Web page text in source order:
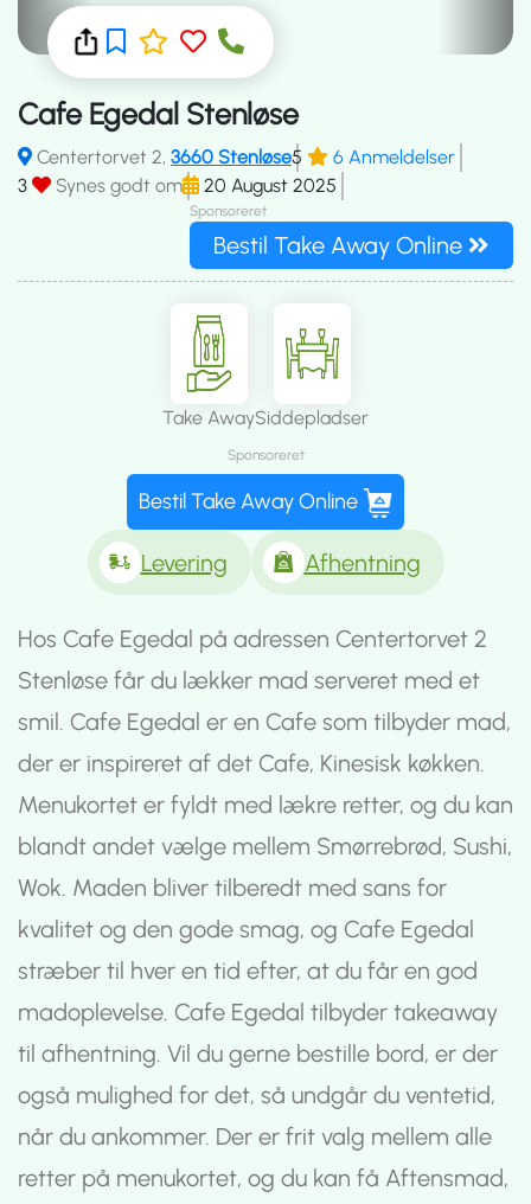
Cafe Egedal Stenløse
Centertorvet 2, 3660 Stenløse5
6 Anmeldelser
3
Synes godt om 20 August 2025
Sponsoreret
Bestil Take Away Online
Take AwaySiddepladser
Sponsoreret
Bestil Take Away Online
Levering Afhentning
Hos Cafe Egedal på adressen Centertorvet 2
Stenløse får du lækker mad serveret med et
smil. Cafe Egedal er en Cafe som tilbyder mad,
der er inspireret af det Cafe, Kinesisk køkken.
Menukortet er fyldt med lækre retter, og du kan
blandt andet vælge mellem Smørrebrød, Sushi,
Wok. Maden bliver tilberedt med sans for
kvalitet og den gode smag, og Cafe Egedal
stræber til hver en tid efter, at du får en god
madoplevelse. Cafe Egedal tilbyder takeaway
til afhentning. Vil du gerne bestille bord, er der
også mulighed for det, så undgår du ventetid,
når du ankommer. Der er frit valg mellem alle
retter på menukortet, og du kan få Aftensmad,